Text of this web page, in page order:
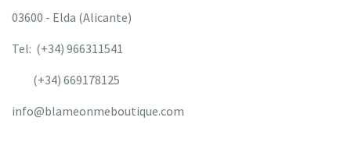
03600 - Elda (Alicante)
Tel: (+34) 966311541
(+34) 669178125
info@blameonmeboutique.com